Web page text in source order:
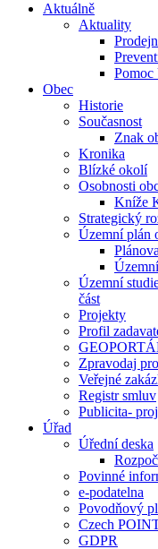
Aktuálně
Aktuality
Pomoc
Obec
Historie
Současnost
Znak
Kronika
Blízké okolí
Osobnosti
Kníže
Strategický
Územní plán
Územní
část
Projekty
Profil
Zpravodaj
Veřejné
Registr smluv
Publicita-
Úřad
Úřední deska
Povinné
e-podatelna
Povodňový
Czech
GDPR